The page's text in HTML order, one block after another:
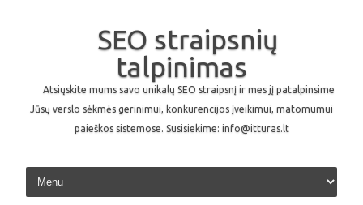
SEO straipsnių
talpinimas
Atsiųskite mums savo unikalų SEO straipsnį ir mes jį patalpinsime
Jūsų verslo sėkmės gerinimui, konkurencijos įveikimui, matomumui
paieškos sistemose. Susisiekime: info@itturas.lt
Skip to content